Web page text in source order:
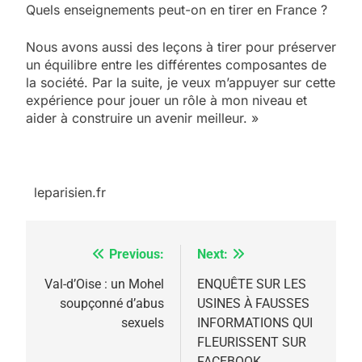
Quels enseignements peut-on en tirer en France ?
Nous avons aussi des leçons à tirer pour préserver
un équilibre entre les différentes composantes de
la société. Par la suite, je veux m’appuyer sur cette
expérience pour jouer un rôle à mon niveau et
aider à construire un avenir meilleur. »
leparisien.fr
Navigation
de
l’article
Previous:
Val-d’Oise : un Mohel
soupçonné d’abus
sexuels
Next:
ENQUÊTE SUR LES
USINES À FAUSSES
INFORMATIONS QUI
FLEURISSENT SUR
2025, l’année la plus
meurtrière selon le